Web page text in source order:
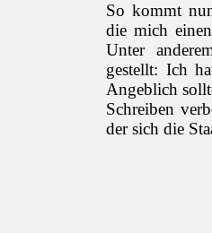
So kommt
die mich
Unter
gestellt: Ich
Angeblich
Schreiben
der sich die